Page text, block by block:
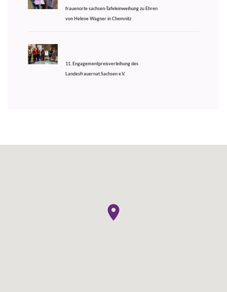
frauenorte sachsen-Tafeleinweihung zu Ehren
von Helene Wagner in Chemnitz
11. Engagementpreisverleihung des
Landesfrauernat Sachsen e.V.